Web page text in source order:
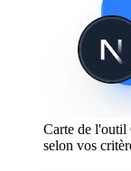
Carte de l'outil
selon vos